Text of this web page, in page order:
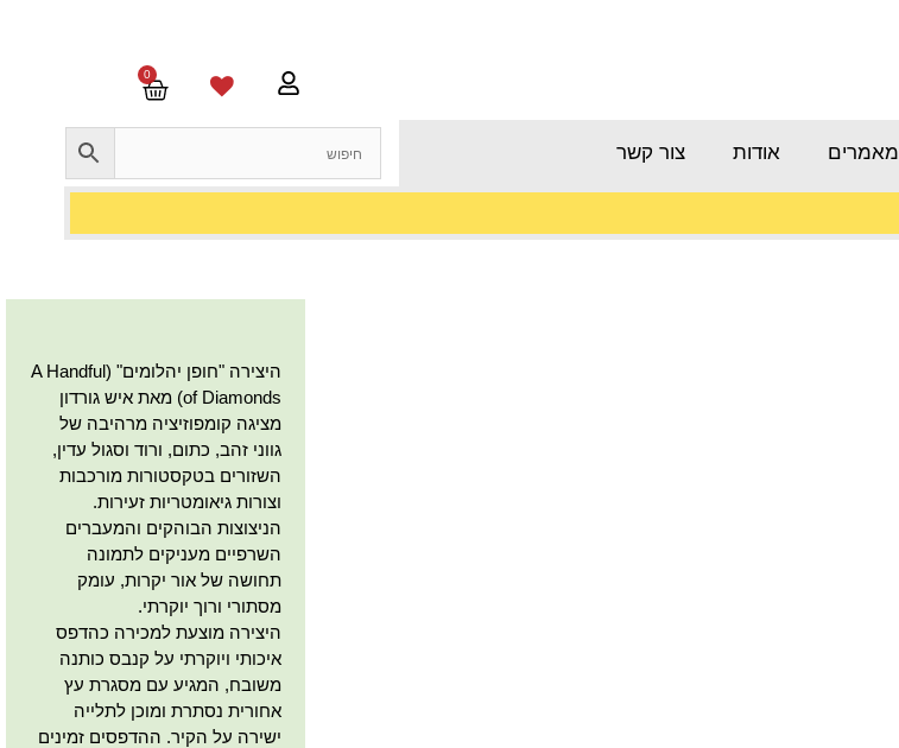
0
מאמרים אודות צור קשר
היצירה "חופן יהלומים" (A Handful
of Diamonds) מאת איש גורדון
מציגה קומפוזיציה מרהיבה של
גווני זהב, כתום, ורוד וסגול עדין,
השזורים בטקסטורות מורכבות
וצורות גיאומטריות זעירות.
הניצוצות הבוהקים והמעברים
השרפיים מעניקים לתמונה
תחושה של אור יקרות, עומק
מסתורי ורוך יוקרתי.
היצירה מוצעת למכירה כהדפס
איכותי ויוקרתי על קנבס כותנה
משובח, המגיע עם מסגרת עץ
אחורית נסתרת ומוכן לתלייה
ישירה על הקיר. ההדפסים זמינים